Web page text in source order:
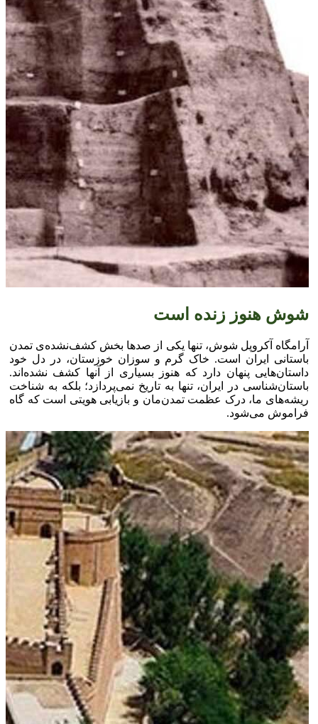
شوش هنوز زنده است
آرامگاه آکروپل شوش، تنها یکی از صد‌ها بخش کشف‌نشده‌ی تمدن
باستانی ایران است. خاک گرم و سوزان خوزستان، در دل خود
داستان‌هایی پنهان دارد که هنوز بسیاری از آنها کشف نشده‌اند.
باستان‌شناسی در ایران، تنها به تاریخ نمی‌پردازد؛ بلکه به شناخت
ریشه‌های ما، درک عظمت تمدن‌مان و بازیابی هویتی است که گاه
فراموش می‌شود.